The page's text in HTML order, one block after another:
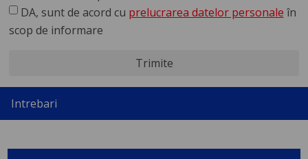
DA, sunt de acord cu prelucrarea datelor personale în
scop de informare
Trimite
Intrebari